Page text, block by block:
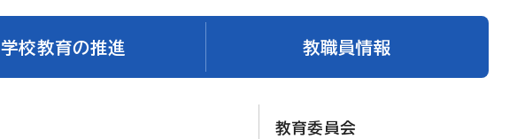
学校教育の推進 教職員情報
教育委員会